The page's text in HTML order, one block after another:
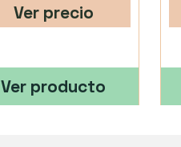
Ver precio
Ver producto